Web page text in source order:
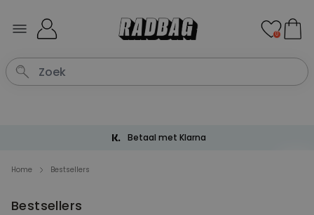
0
Betaal met Klarna
Home Bestsellers
Bestsellers